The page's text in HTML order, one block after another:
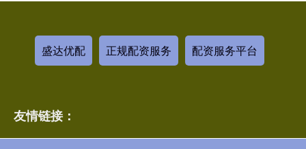
盛达优配 正规配资服务 配资服务平台
友情链接：